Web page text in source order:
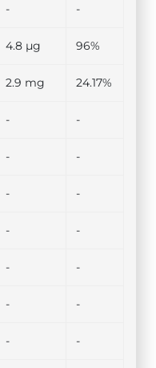
- -
4.8 µg 96%
2.9 mg 24.17%
- -
- -
- -
- -
- -
- -
- -